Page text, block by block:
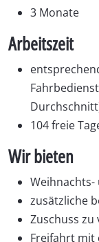
3 Monate
Arbeitszeit
104 freie
Wir bieten
zusätzliche
Zuschuss
Freifahrt mit